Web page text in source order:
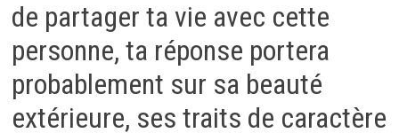
de partager ta vie avec cette
personne, ta réponse portera
probablement sur sa beauté
extérieure, ses traits de caractère